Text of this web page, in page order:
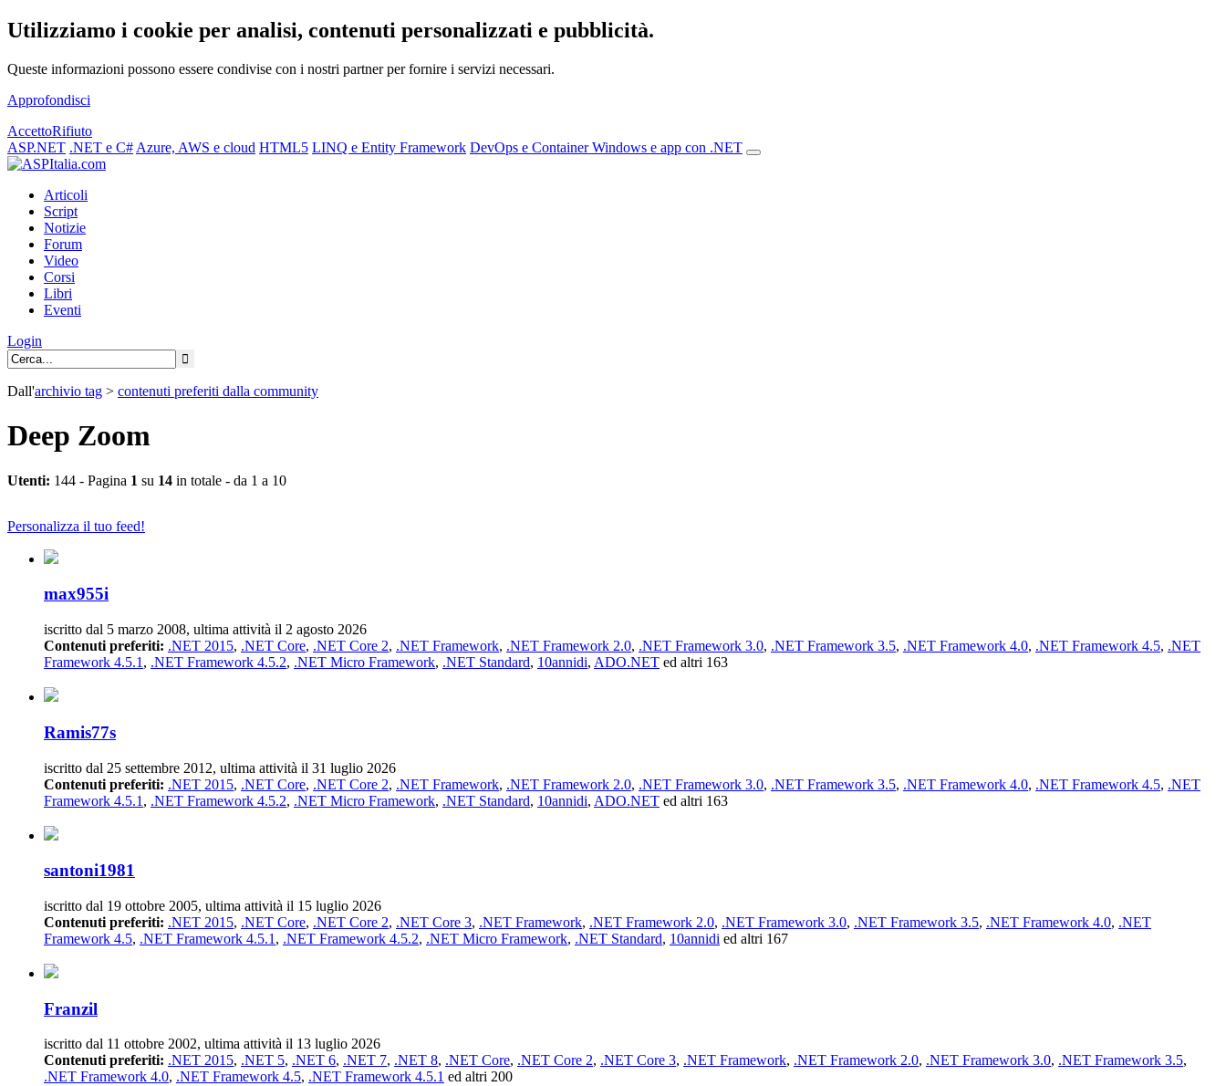
Utilizziamo i cookie per analisi, contenuti personalizzati e pubblicità.
Queste informazioni possono essere condivise con i nostri partner per fornire i servizi necessari.
Approfondisci
AccettoRifiuto
ASP.NET .NET e C# Azure, AWS e cloud HTML5 LINQ e Entity Framework DevOps e ContainerWindows e app con .NET
Articoli
Script
Notizie
Forum
Video
Corsi
Libri
Eventi
Login
Dall'archivio tag > contenuti preferiti dalla community
Deep Zoom
Utenti: 144 - Pagina 1 su 14 in totale - da 1 a 10
Personalizza il tuo feed!
max955i
iscritto dal 5 marzo 2008, ultima attività il 2 agosto 2026
Contenuti preferiti: .NET 2015, .NET Core, .NET Core 2, .NET Framework, .NET Framework 2.0, .NET Framework 3.0, .NET Framework 3.5, .NET Framework 4.0, .NET Framework 4.5, .NET
Framework 4.5.1 , .NET Framework 4.5.2, .NET Micro Framework, .NET Standard, 10annidi, ADO.NET ed altri 163
Ramis77s
iscritto dal 25 settembre 2012, ultima attività il 31 luglio 2026
Contenuti preferiti: .NET 2015, .NET Core, .NET Core 2, .NET Framework, .NET Framework 2.0, .NET Framework 3.0, .NET Framework 3.5, .NET Framework 4.0, .NET Framework 4.5, .NET
Framework 4.5.1 , .NET Framework 4.5.2, .NET Micro Framework, .NET Standard, 10annidi, ADO.NET ed altri 163
santoni1981
iscritto dal 19 ottobre 2005, ultima attività il 15 luglio 2026
Contenuti preferiti: .NET 2015, .NET Core, .NET Core 2, .NET Core 3, .NET Framework, .NET Framework 2.0, .NET Framework 3.0, .NET Framework 3.5, .NET Framework 4.0, .NET
Framework 4.5, .NET Framework 4.5.1 , .NET Framework 4.5.2, .NET Micro Framework, .NET Standard, 10annidi ed altri 167
Franzil
iscritto dal 11 ottobre 2002, ultima attività il 13 luglio 2026
Contenuti preferiti: .NET 2015, .NET 5, .NET 6, .NET 7, .NET 8, .NET Core, .NET Core 2, .NET Core 3, .NET Framework, .NET Framework 2.0, .NET Framework 3.0, .NET Framework 3.5,
.NET Framework 4.0, .NET Framework 4.5, .NET Framework 4.5.1 ed altri 200